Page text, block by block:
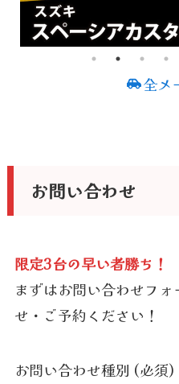
全メ
お問い合わせ
限定3台の早い者勝ち！
まずはお問い合わせフ
せ・ご予約ください！
お問い合わせ種別 (必須)